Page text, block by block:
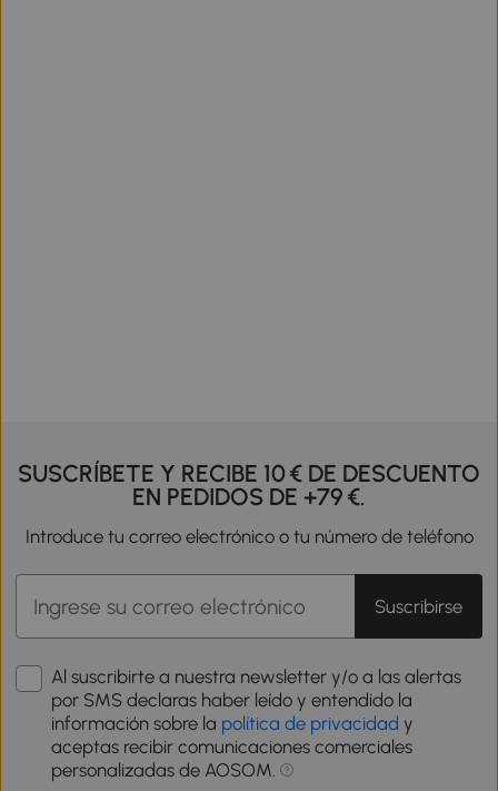
SUSCRÍBETE Y RECIBE 10 € DE DESCUENTO
EN PEDIDOS DE +79 €.
Introduce tu correo electrónico o tu número de teléfono
Suscribirse
Al suscribirte a nuestra newsletter y/o a las alertas
por SMS declaras haber leído y entendido la
información sobre la política de privacidad y
aceptas recibir comunicaciones comerciales
personalizadas de AOSOM.